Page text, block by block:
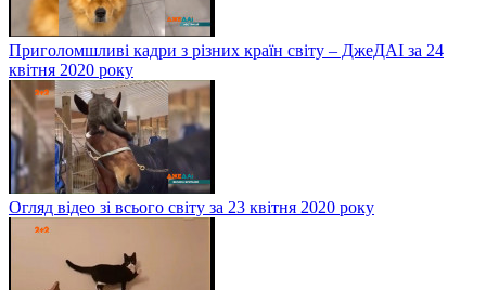
Приголомшливі кадри з різних країн світу – ДжеДАІ за 24
квітня 2020 року
Огляд відео зі всього світу за 23 квітня 2020 року